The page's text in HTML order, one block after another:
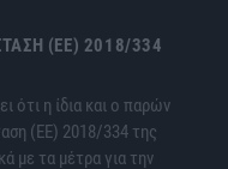
(ΕΕ) 2018/334
ότι η ίδια και ο παρών
(ΕΕ) 2018/334 της
με τα μέτρα για την